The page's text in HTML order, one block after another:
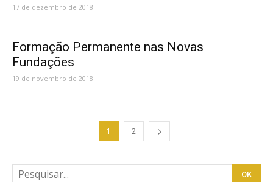
17 de dezembro de 2018
Formação Permanente nas Novas
Fundações
19 de novembro de 2018
1 2